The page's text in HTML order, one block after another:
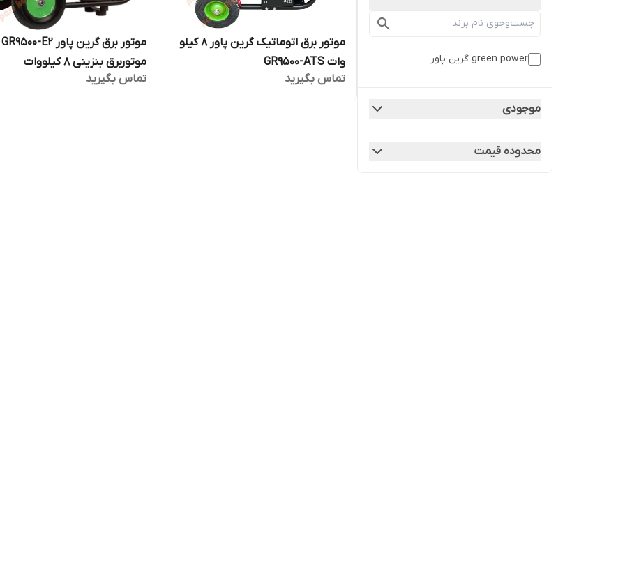
green power گرین پاور
موجودی
محدوده قیمت
موتور برق اتوماتیک گرین پاور 8 کیلو
وات GR9500-ATS
تماس بگیرید
موتور برق گرین پاور GR9500-E2 |
موتوربرق بنزینی ۸ کیلووات
تماس بگیرید